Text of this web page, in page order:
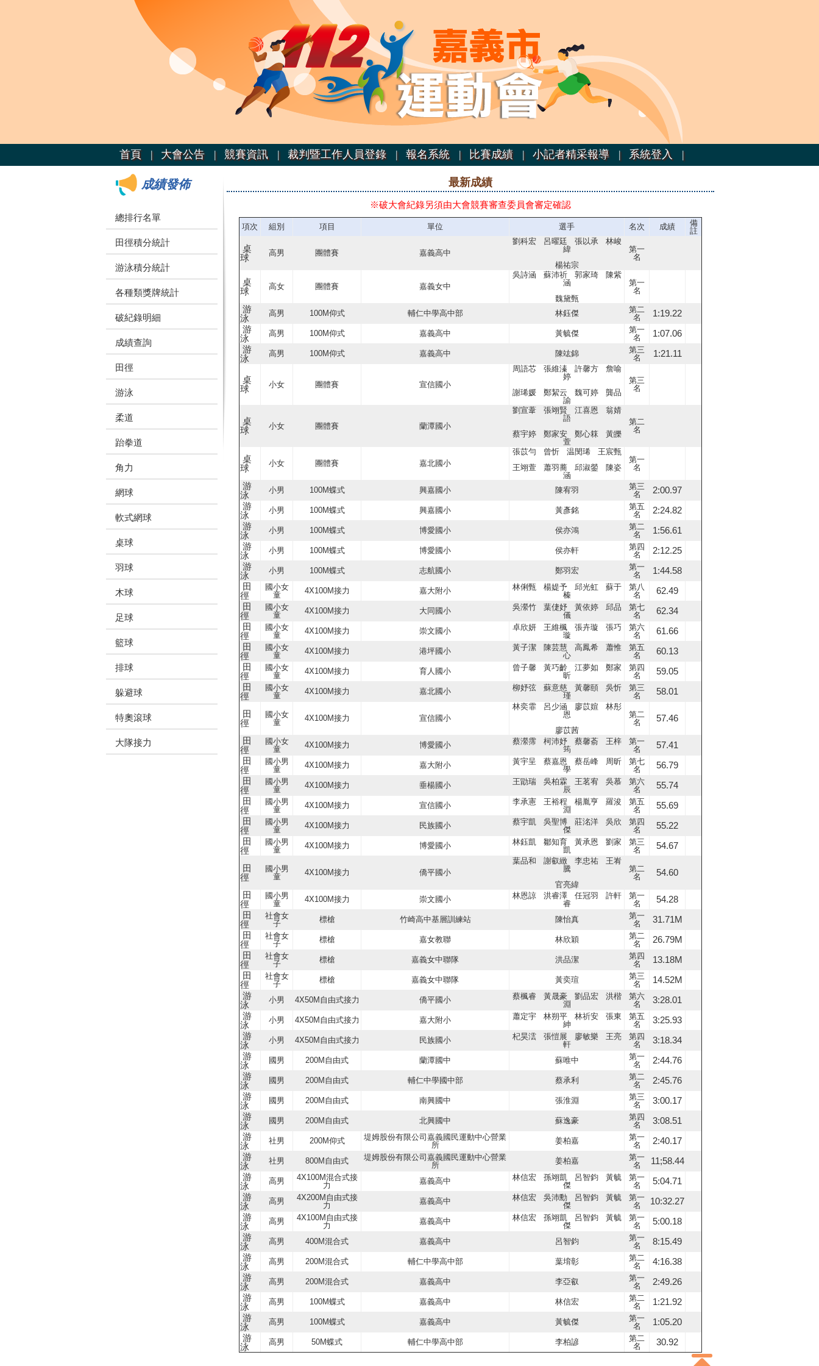
首頁 | 大會公告 | 競賽資訊 | 裁判暨工作人員登錄 | 報名系統 | 比賽成績 | 小記者精采報導 | 系統登入 |
成績發佈
總排行名單
田徑積分統計
游泳積分統計
各種類獎牌統計
破紀錄明細
成績查詢
田徑
游泳
柔道
跆拳道
角力
網球
軟式網球
桌球
羽球
木球
足球
籃球
排球
躲避球
特奧滾球
大隊接力
最新成績
※破大會紀錄另須由大會競賽審查委員會審定確認
項次 組別 項目 單位 選手 名次 成績
備
註
桌
球
高男 團體賽 嘉義高中
劉科宏 呂曜廷 張以承 林峻
緯
楊祐宗
第一
名
桌
球
高女 團體賽 嘉義女中
吳詩涵 蘇沛祈 郭家琦 陳紫
涵
魏黛甄
第一
名
游
泳
高男 100M仰式 輔仁中學高中部 林鈺傑
第二
名
1:19.22
游
泳
高男 100M仰式 嘉義高中 黃毓傑
第一
名
1:07.06
游
泳
高男 100M仰式 嘉義高中 陳竑錦
第三
名
1:21.11
桌
球
小女 團體賽 宣信國小
周語芯 張維溱 許馨方 詹喻
婷
謝琋媛 鄭絜云 魏可婷 龔品
諭
第三
名
桌
球
小女 團體賽 蘭潭國小
劉宣葦 張翊賢 江喜恩 翁婧
語
蔡宇婷 鄭家安 鄭心箖 黃皪
萱
第二
名
桌
球
小女 團體賽 嘉北國小
張苡勻 曾忻 温閔琋 王宸甄
王翊萱 蕭羽蕎 邱淑鎣 陳姿
涵
第一
名
游
泳
小男 100M蝶式 興嘉國小 陳宥羽
第三
名
2:00.97
游
泳
小男 100M蝶式 興嘉國小 黃彥銘
第五
名
2:24.82
游
泳
小男 100M蝶式 博愛國小 侯亦鴻
第二
名
1:56.61
游
泳
小男 100M蝶式 博愛國小 侯亦軒
第四
名
2:12.25
游
泳
小男 100M蝶式 志航國小 鄭羽宏
第一
名
1:44.58
田
徑
國小女
童
4X100M接力 嘉大附小
林俐甄 楊媞予 邱光虹 蘇于
榛
第八
名
62.49
田
徑
國小女
童
4X100M接力 大同國小
吳瀠竹 葉倢妤 黃依婷 邱品
儀
第七
名
62.34
田
徑
國小女
童
4X100M接力 崇文國小
卓欣妍 王維楓 張卉璇 張巧
璇
第六
名
61.66
田
徑
國小女
童
4X100M接力 港坪國小
黃子潔 陳芸慧 高鳳希 蕭惟
心
第五
名
60.13
田
徑
國小女
童
4X100M接力 育人國小
曾子馨 黃巧齡 江夢如 鄭家
昕
第四
名
59.05
田
徑
國小女
童
4X100M接力 嘉北國小
柳妤弦 蘇意慈 黃馨頤 吳忻
瑾
第三
名
58.01
田
徑
國小女
童
4X100M接力 宣信國小
林奕霏 呂少涵 廖苡媗 林彤
恩
廖苡茜
第二
名
57.46
田
徑
國小女
童
4X100M接力 博愛國小
蔡瀠霈 柯沛妤 蔡馨萮 王梓
筠
第一
名
57.41
田
徑
國小男
童
4X100M接力 嘉大附小
黃宇呈 蔡嘉恩 蔡岳峰 周昕
學
第七
名
56.79
田
徑
國小男
童
4X100M接力 垂楊國小
王勖瑞 吳柏霖 王茗宥 吳慕
辰
第六
名
55.74
田
徑
國小男
童
4X100M接力 宣信國小
李承憲 王裕程 楊胤亨 羅浚
淵
第五
名
55.69
田
徑
國小男
童
4X100M接力 民族國小
蔡宇凱 吳聖博 莊洺洋 吳欣
傑
第四
名
55.22
田
徑
國小男
童
4X100M接力 博愛國小
林鈺凱 鄒知育 黃承恩 劉家
凱
第三
名
54.67
田
徑
國小男
童
4X100M接力 僑平國小
葉品和 謝叡緻 李忠祐 王峟
騰
官亮緯
第二
名
54.60
田
徑
國小男
童
4X100M接力 崇文國小
林恩諒 洪睿澤 任冠羽 許軒
睿
第一
名
54.28
田
徑
社會女
子
標槍 竹崎高中基層訓練站 陳怡真
第一
名
31.71M
田
徑
社會女
子
標槍 嘉女教聯 林欣穎
第二
名
26.79M
田
徑
社會女
子
標槍 嘉義女中聯隊 洪品潔
第四
名
13.18M
田
徑
社會女
子
標槍 嘉義女中聯隊 黃奕瑄
第三
名
14.52M
游
泳
小男 4X50M自由式接力 僑平國小
蔡楓睿 黃晟豪 劉品宏 洪楷
淵
第六
名
3:28.01
游
泳
小男 4X50M自由式接力 嘉大附小
蕭定宇 林朔平 林祈安 張東
紳
第五
名
3:25.93
游
泳
小男 4X50M自由式接力 民族國小
杞昊澐 張愷展 廖敏樂 王亮
軒
第四
名
3:18.34
游
泳
國男 200M自由式 蘭潭國中 蘇唯中
第一
名
2:44.76
游
泳
國男 200M自由式 輔仁中學國中部 蔡承利
第二
名
2:45.76
游
泳
國男 200M自由式 南興國中 張淮淵
第三
名
3:00.17
游
泳
國男 200M自由式 北興國中 蘇逸豪
第四
名
3:08.51
游
泳
社男 200M仰式
堤姆股份有限公司嘉義國民運動中心營業
所
姜柏嘉
第一
名
2:40.17
游
泳
社男 800M自由式
堤姆股份有限公司嘉義國民運動中心營業
所
姜柏嘉
第一
名
11;58.44
游
泳
高男
4X100M混合式接
力
嘉義高中
林信宏 孫翊凱 呂智鈞 黃毓
傑
第一
名
5:04.71
游
泳
高男
4X200M自由式接
力
嘉義高中
林信宏 吳沛勳 呂智鈞 黃毓
傑
第一
名
10:32.27
游
泳
高男
4X100M自由式接
力
嘉義高中
林信宏 孫翊凱 呂智鈞 黃毓
傑
第一
名
5:00.18
游
泳
高男 400M混合式 嘉義高中 呂智鈞
第一
名
8:15.49
游
泳
高男 200M混合式 輔仁中學高中部 葉堉彰
第二
名
4:16.38
游
泳
高男 200M混合式 嘉義高中 李亞叡
第一
名
2:49.26
游
泳
高男 100M蝶式 嘉義高中 林信宏
第二
名
1:21.92
游
泳
高男 100M蝶式 嘉義高中 黃毓傑
第一
名
1:05.20
游
泳
高男 50M蝶式 輔仁中學高中部 李柏諺
第二
名
30.92